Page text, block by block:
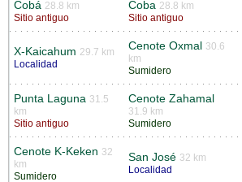
Cobá 28.8 km
Sitio antiguo
Coba 28.8 km
Sitio antiguo
X-Kaicahum 29.7 km
Localidad
Cenote Oxmal 30.6
km
Sumidero
Punta Laguna 31.5
km
Sitio antiguo
Cenote Zahamal
31.9 km
Sumidero
Cenote K-Keken 32
km
Sumidero
San José 32 km
Localidad